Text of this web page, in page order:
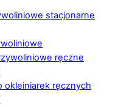
stacjonarne
ręczne
okleiniarek ręcznych